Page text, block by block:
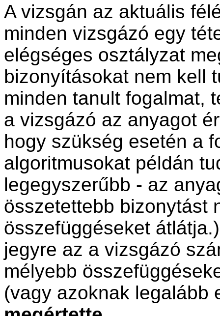
A vizsgán az aktuális
minden vizsgázó egy
elégséges osztályzat
bizonyításokat nem kell
minden tanult fogalmat,
a vizsgázó az anyagot
hogy szükség esetén a
algoritmusokat példán
legegyszerűbb - az
összetettebb bizonytást
összefüggéseket
jegyre az a vizsgázó
mélyebb
(vagy azoknak legalább